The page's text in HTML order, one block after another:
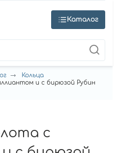
Каталог
Кольца
и с бирюзой Рубин
с